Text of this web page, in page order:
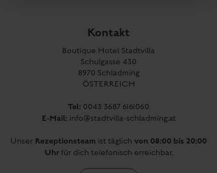
Kontakt
Boutique Hotel Stadtvilla
Schulgasse 430
8970 Schladming
ÖSTERREICH
Tel: 0043 3687 6161060
E-Mail: info@stadtvilla-schladming.at
Unser Rezeptionsteam ist täglich von 08:00 bis 20:00
Uhrfür dich telefonisch erreichbar.